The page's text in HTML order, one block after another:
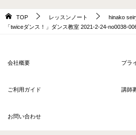
TOP レッスンノート
hinako
「twiceダンス！」ダンス教室 2021-2-24-no0038-
会社概要 プラ
ご利用ガイド 講師
お問い合わせ